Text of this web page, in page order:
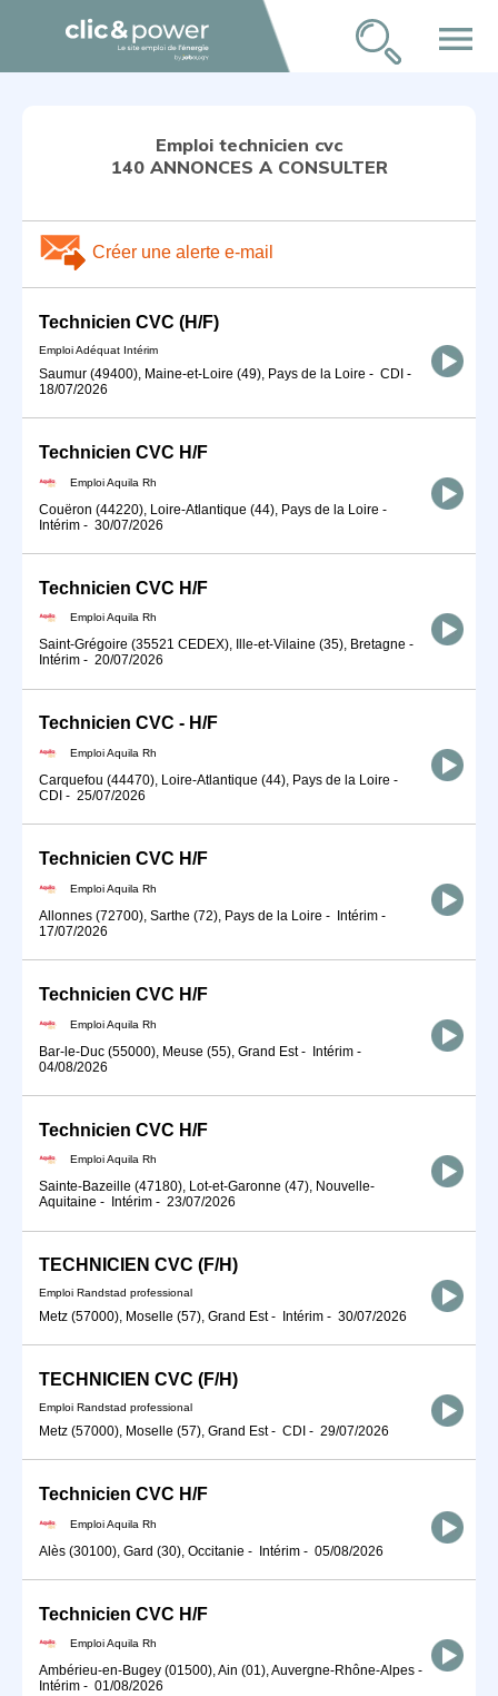
menu
Emploi technicien cvc
140 ANNONCES A CONSULTER
Créer une alerte e-mail
Technicien CVC (H/F)
Emploi Adéquat Intérim
Saumur (49400), Maine-et-Loire (49), Pays de la Loire - CDI -
18/07/2026
Technicien CVC H/F
Emploi Aquila Rh
Couëron (44220), Loire-Atlantique (44), Pays de la Loire -
Intérim - 30/07/2026
Technicien CVC H/F
Emploi Aquila Rh
Saint-Grégoire (35521 CEDEX), Ille-et-Vilaine (35), Bretagne -
Intérim - 20/07/2026
Technicien CVC - H/F
Emploi Aquila Rh
Carquefou (44470), Loire-Atlantique (44), Pays de la Loire -
CDI - 25/07/2026
Technicien CVC H/F
Emploi Aquila Rh
Allonnes (72700), Sarthe (72), Pays de la Loire - Intérim -
17/07/2026
Technicien CVC H/F
Emploi Aquila Rh
Bar-le-Duc (55000), Meuse (55), Grand Est- Intérim -
04/08/2026
Technicien CVC H/F
Emploi Aquila Rh
Sainte-Bazeille (47180), Lot-et-Garonne (47), Nouvelle-
Aquitaine - Intérim - 23/07/2026
TECHNICIEN CVC (F/H)
Emploi Randstad professional
Metz (57000), Moselle (57), Grand Est- Intérim - 30/07/2026
TECHNICIEN CVC (F/H)
Emploi Randstad professional
Metz (57000), Moselle (57), Grand Est- CDI - 29/07/2026
Technicien CVC H/F
Emploi Aquila Rh
Alès (30100), Gard (30), Occitanie - Intérim - 05/08/2026
Technicien CVC H/F
Emploi Aquila Rh
Ambérieu-en-Bugey (01500), Ain (01), Auvergne-Rhône-Alpes -
Intérim - 01/08/2026